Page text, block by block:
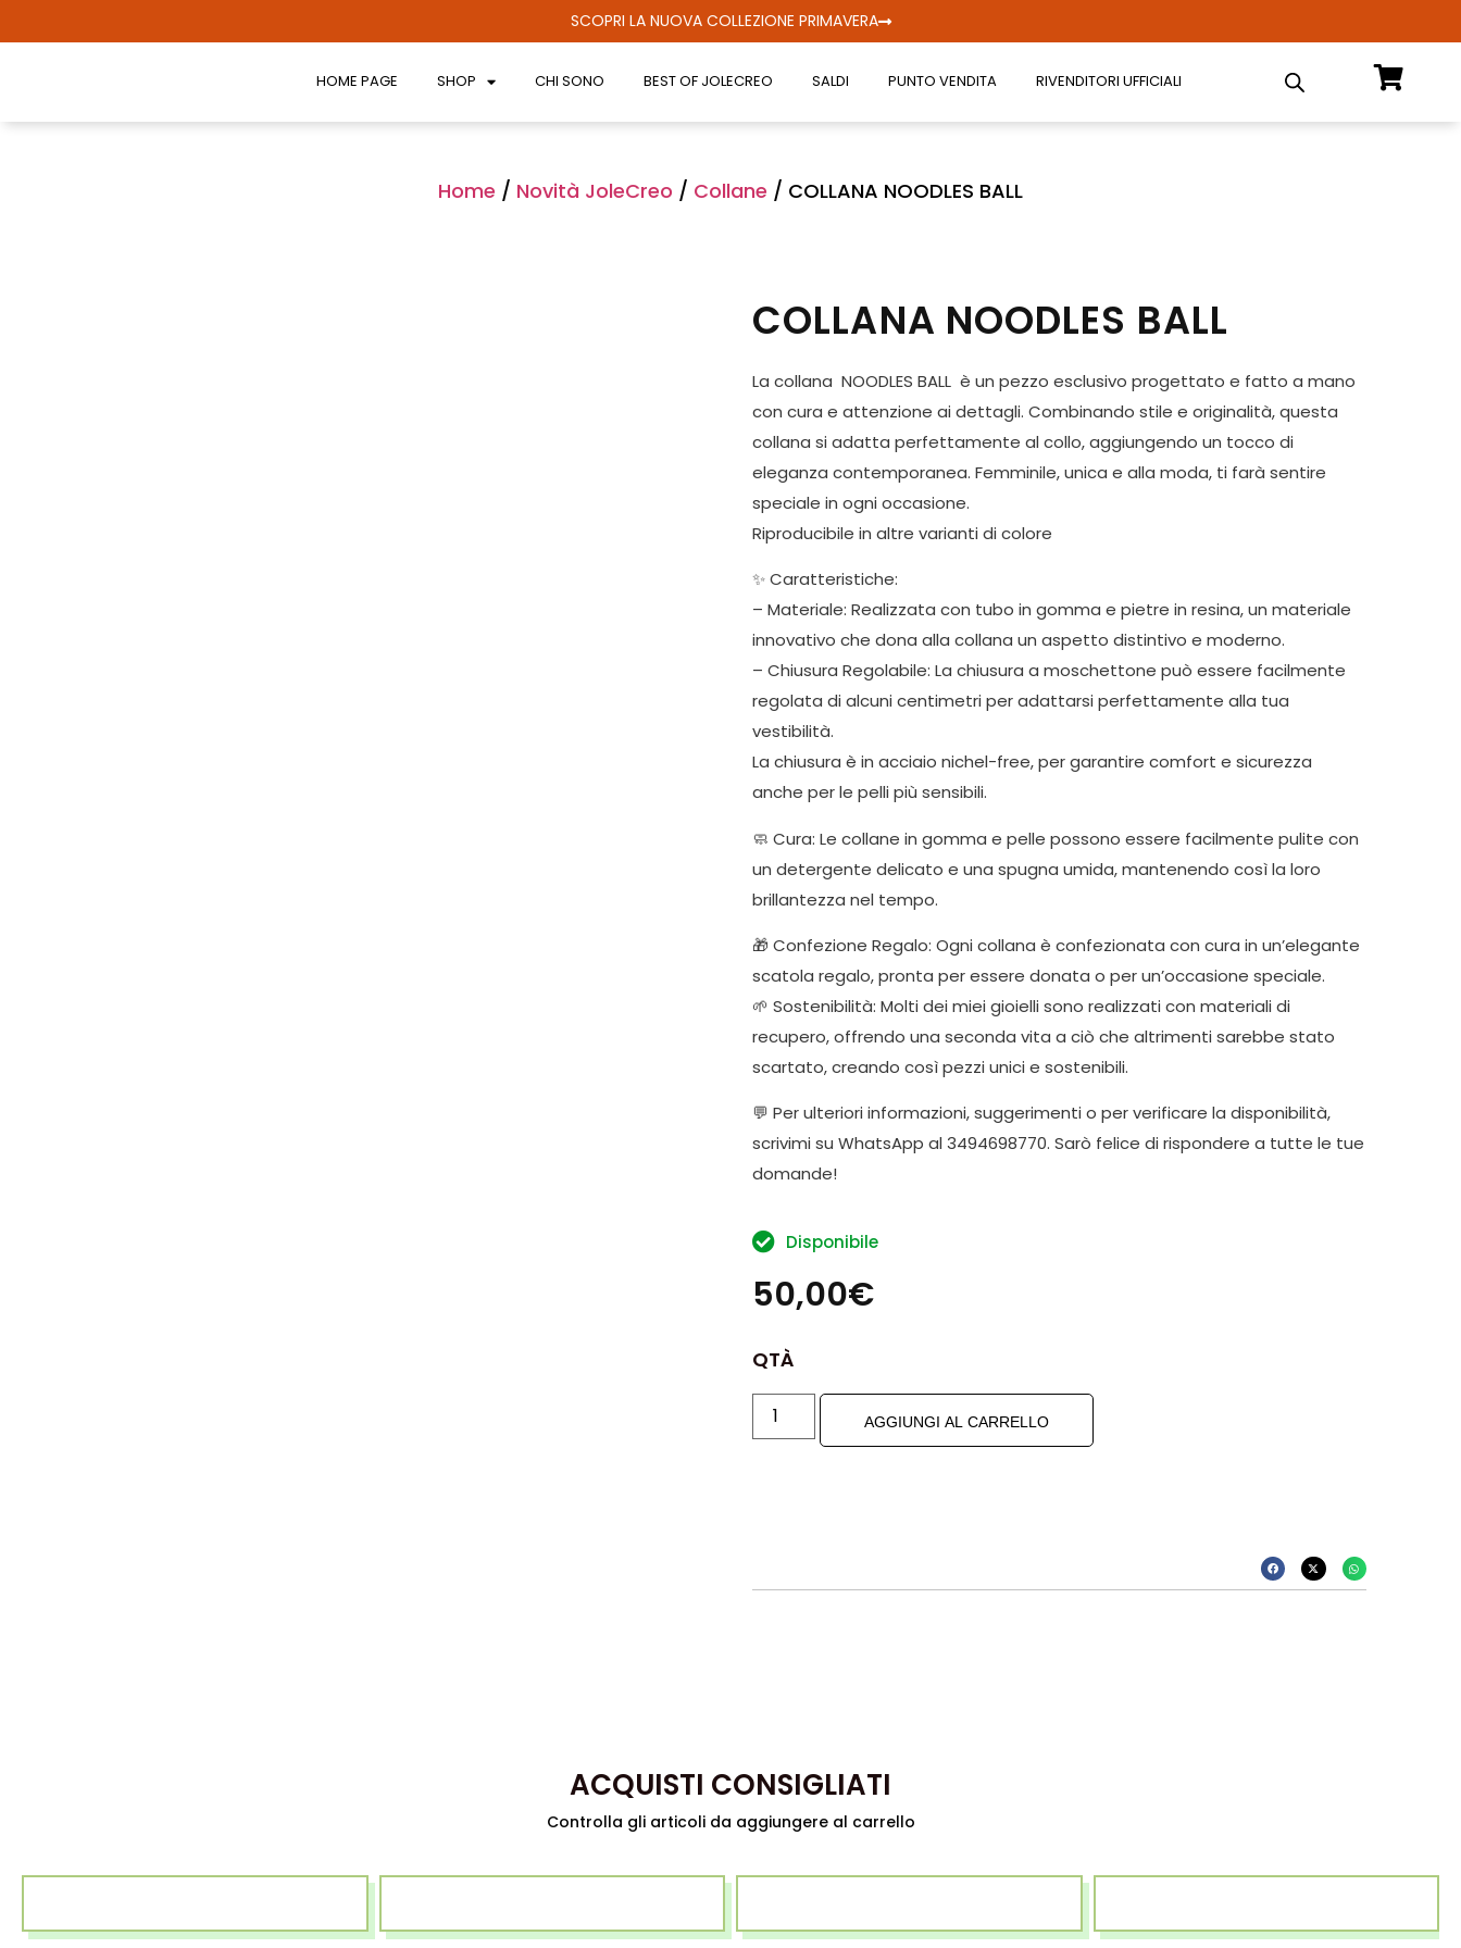
SCOPRI LA NUOVA COLLEZIONE PRIMAVERA
HOME PAGE SHOP CHI SONO BEST OF JOLECREO SALDI PUNTO VENDITA RIVENDITORI UFFICIALI
Home / Novità JoleCreo / Collane / COLLANA NOODLES BALL
COLLANA NOODLES BALL
La collana NOODLES BALL è un pezzo esclusivo progettato e fatto a mano
con cura e attenzione ai dettagli. Combinando stile e originalità, questa
collana si adatta perfettamente al collo, aggiungendo un tocco di
eleganza contemporanea. Femminile, unica e alla moda, ti farà sentire
speciale in ogni occasione.
Riproducibile in altre varianti di colore
✨ Caratteristiche:
– Materiale: Realizzata con tubo in gomma e pietre in resina, un materiale
innovativo che dona alla collana un aspetto distintivo e moderno.
– Chiusura Regolabile: La chiusura a moschettone può essere facilmente
regolata di alcuni centimetri per adattarsi perfettamente alla tua
vestibilità.
La chiusura è in acciaio nichel-free, per garantire comfort e sicurezza
anche per le pelli più sensibili.
🧼 Cura: Le collane in gomma e pelle possono essere facilmente pulite con
un detergente delicato e una spugna umida, mantenendo così la loro
brillantezza nel tempo.
🎁 Confezione Regalo: Ogni collana è confezionata con cura in un’elegante
scatola regalo, pronta per essere donata o per un’occasione speciale.
🌱 Sostenibilità: Molti dei miei gioielli sono realizzati con materiali di
recupero, offrendo una seconda vita a ciò che altrimenti sarebbe stato
scartato, creando così pezzi unici e sostenibili.
💬 Per ulteriori informazioni, suggerimenti o per verificare la disponibilità,
scrivimi su WhatsApp al 3494698770. Sarò felice di rispondere a tutte le tue
domande!
Disponibile
50,00€
QTÀ
AGGIUNGI AL CARRELLO
ACQUISTI CONSIGLIATI
Controlla gli articoli da aggiungere al carrello